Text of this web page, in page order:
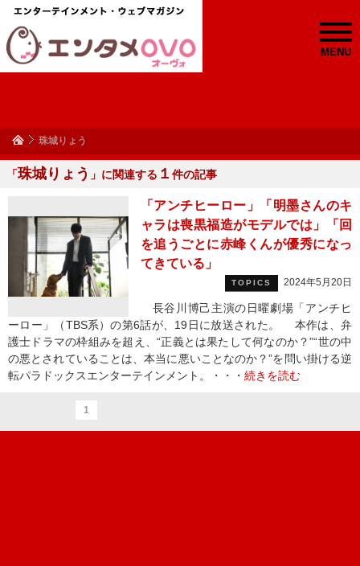
MENU
珠城りょう
「珠城りょう 」に関連する １ 件の記事
「アンチヒーロー」「明墨さんのキ
ャラは喪黒福造がモデルでは」「回
を追うごとに赤峰くんが優秀になっ
てきている」
TOPICS 2024年5月20日
長谷川博己主演の日曜劇場「アンチヒ
ーロー」（TBS系）の第6話が、19日に放送された。 本作は、弁
護士ドラマの枠組みを超え、“正義とは果たして何なのか？”“世の中
の悪とされていることは、本当に悪いことなのか？”を問い掛ける逆
転パラドックスエンターテインメント。・・・ 続きを読む
1